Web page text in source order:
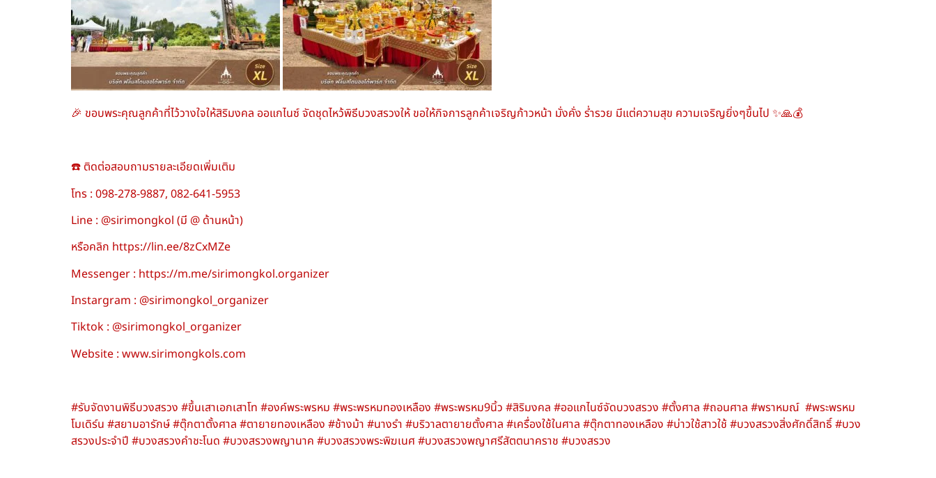
🎉 ขอบพระคุณลูกค้าที่ไว้วางใจให้สิริมงคล ออแกไนซ์ จัดชุดไหว้พิธีบวงสรวงให้ ขอให้กิจการลูกค้าเจริญก้าวหน้า มั่งคั่ง ร่ำรวย มีแต่ความสุข ความเจริญยิ่งๆขึ้นไป ✨🙏💰
☎️ ติดต่อสอบถามรายละเอียดเพิ่มเติม
โทร : 098-278-9887, 082-641-5953
Line : @sirimongkol (มี @ ด้านหน้า)
หรือคลิก https://lin.ee/8zCxMZe
Messenger : https://m.me/sirimongkol.organizer
Instargram : @sirimongkol_organizer
Tiktok : @sirimongkol_organizer
Website : www.sirimongkols.com
#รับจัดงานพิธีบวงสรวง #ขึ้นเสาเอกเสาโท #องค์พระพรหม #พระพรหมทองเหลือง #พระพรหม9นิ้ว #สิริมงคล #ออแกไนซ์จัดบวงสรวง #ตั้งศาล #ถอนศาล #พราหมณ์ #พระพรหม
โมเดิร์น #สยามอารักษ์ #ตุ๊กตาตั้งศาล #ตายายทองเหลือง #ช้างม้า #นางรำ #บริวาลตายายตั้งศาล #เครื่องใช้ในศาล #ตุ๊กตาทองเหลือง #บ่าวใช้สาวใช้ #บวงสรวงสิ่งศักดิ์สิทธิ์ #บวง
สรวงประจําปี #บวงสรวงคําชะโนด #บวงสรวงพญานาค #บวงสรวงพระพิฆเนศ #บวงสรวงพญาศรีสัตตนาคราช #บวงสรวง